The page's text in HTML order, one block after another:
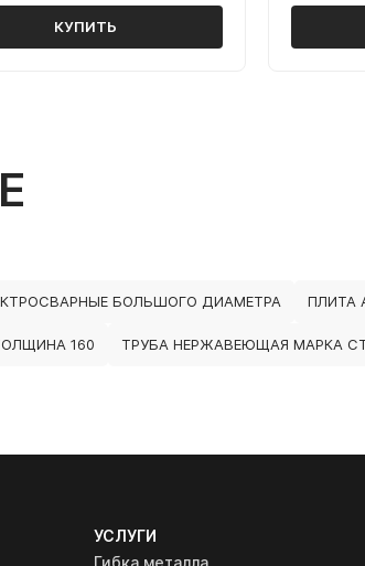
КУПИТЬ
БОЛЬШОГО ДИАМЕТРА ПЛИТА
160 ТРУБА НЕРЖАВЕЮЩАЯ МАРКА
УСЛУГИ
Гибка металла